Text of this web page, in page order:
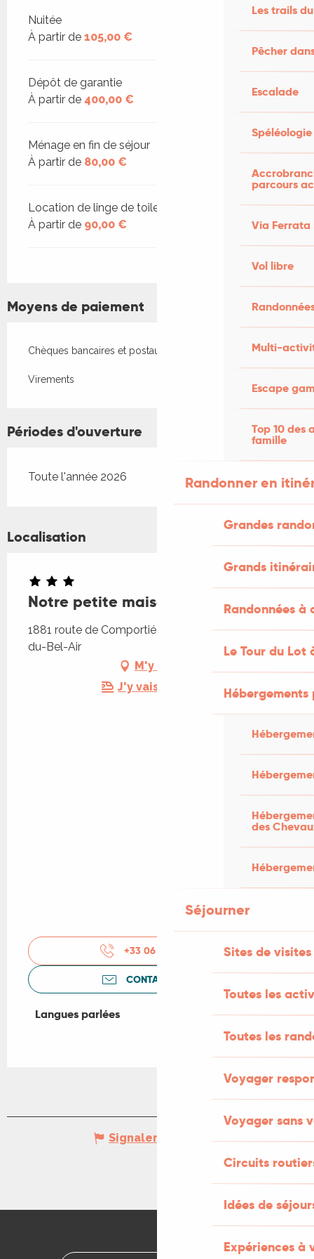
Les trails
Pêcher
Escalade
Spéléologie
parcours
Via Ferrata
Vol libre
Multi-
Escape
Top 10 des
famille
Randonner en
Grandes
Grands
Randonnées
Le Tour du Lot
des
Séjourner
Sites de visites
Toutes les
Toutes les
Voyager
Voyager sans
Circuits
Idées de
Expériences à
Nuitée
À partir de 105,00 €
Dépôt de garantie
À partir de 400,00 €
Ménage en fin de séjour
À partir de 80,00 €
Location de linge de toilette et de draps
À partir de 90,00 €
Moyens de paiement
Chèques bancaires et postaux
Virements
Périodes d'ouverture
Toute l'année 2026
Localisation
Notre petite maison dans la prairie
1881 route de Comportié, 46310 Saint-Germain-
du-Bel-Air
M'y rendre
J'y vais en train !
+33 06 79 13 40
CONTACTEZ-NOUS
Langues parlées
Langues parlées
Signaler une erreur